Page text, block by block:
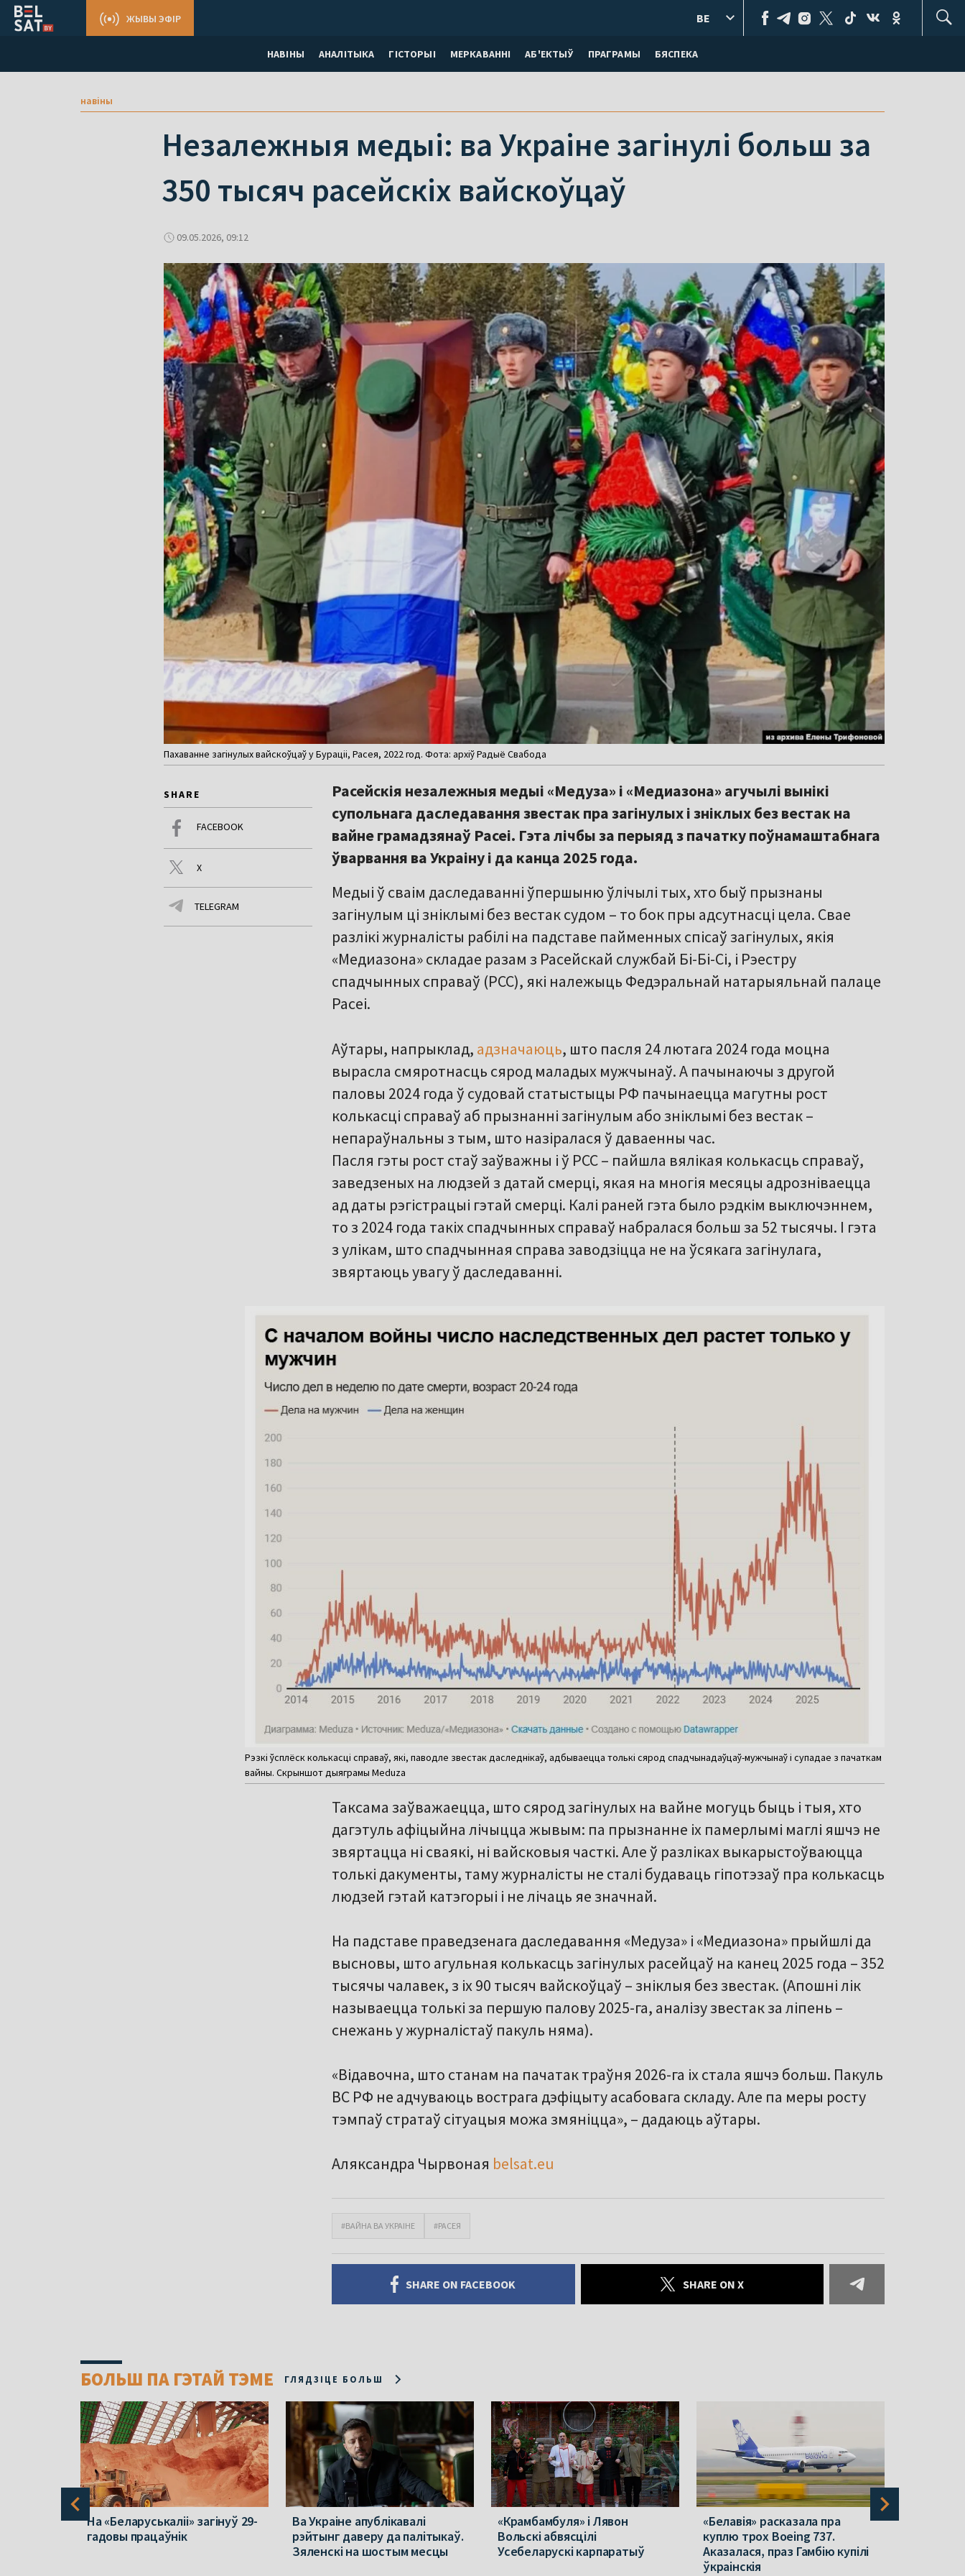
НАВІНЫ АНАЛІТЫКА ГІСТОРЫІ МЕРКАВАННI АБ'ЕКТЫЎ ПРАГРАМЫ БЯСПЕКА
ЖЫВЫ ЭФІР BE
навіны
Незалежныя медыі: ва Украіне загінулі больш за
350 тысяч расейскіх вайскоўцаў
09.05.2026, 09:12
Пахаванне загінулых вайскоўцаў у Бураціі, Расея, 2022 год. Фота: архіў Радыё Свабода
SHARE
FACEBOOK
X
TELEGRAM
Расейскія незалежныя медыі «Медуза» і «Медиазона» агучылі вынікі
супольнага даследавання звестак пра загінулых і зніклых без вестак на
вайне грамадзянаў Расеі. Гэта лічбы за перыяд з пачатку поўнамаштабнага
ўварвання ва Украіну і да канца 2025 года.
Медыі ў сваім даследаванні ўпершыню ўлічылі тых, хто быў прызнаны
загінулым ці зніклымі без вестак судом – то бок пры адсутнасці цела. Свае
разлікі журналісты рабілі на падставе пайменных спісаў загінулых, якія
«Медиазона» складае разам з Расейскай службай Бі-Бі-Сі, і Рэестру
спадчынных справаў (РСС), які належыць Федэральнай натарыяльнай палаце
Расеі.
Аўтары, напрыклад, адзначаюць, што пасля 24 лютага 2024 года моцна
вырасла смяротнасць сярод маладых мужчынаў. А пачынаючы з другой
паловы 2024 года ў судовай статыстыцы РФ пачынаецца магутны рост
колькасці справаў аб прызнанні загінулым або зніклымі без вестак –
непараўнальны з тым, што назіралася ў даваенны час.
Пасля гэты рост стаў заўважны і ў РСС – пайшла вялікая колькасць справаў,
заведзеных на людзей з датай смерці, якая на многія месяцы адрозніваецца
ад даты рэгістрацыі гэтай смерці. Калі раней гэта было рэдкім выключэннем,
то з 2024 года такіх спадчынных справаў набралася больш за 52 тысячы. І гэта
з улікам, што спадчынная справа заводзіцца не на ўсякага загінулага,
звяртаюць увагу ў даследаванні.
Рэзкі ўсплёск колькасці справаў, які, паводле звестак даследнікаў, адбываецца толькі сярод спадчынадаўцаў-мужчынаў і супадае з пачаткам
вайны. Скрыншот дыяграмы Meduza
Таксама заўважаецца, што сярод загінулых на вайне могуць быць і тыя, хто
дагэтуль афіцыйна лічыцца жывым: па прызнанне іх памерлымі маглі яшчэ не
звяртацца ні сваякі, ні вайсковыя часткі. Але ў разліках выкарыстоўваюцца
толькі дакументы, таму журналісты не сталі будаваць гіпотэзаў пра колькасць
людзей гэтай катэгорыі і не лічаць яе значнай.
На падставе праведзенага даследавання «Медуза» і «Медиазона» прыйшлі да
высновы, што агульная колькасць загінулых расейцаў на канец 2025 года – 352
тысячы чалавек, з іх 90 тысяч вайскоўцаў – зніклыя без звестак. (Апошні лік
называецца толькі за першую палову 2025-га, аналізу звестак за ліпень –
снежань у журналістаў пакуль няма).
«Відавочна, што станам на пачатак траўня 2026-га іх стала яшчэ больш. Пакуль
ВС РФ не адчуваюць вострага дэфіцыту асабовага складу. Але па меры росту
тэмпаў стратаў сітуацыя можа змяніцца», – дадаюць аўтары.
Аляксандра Чырвоная belsat.eu
#ВАЙНА ВА УКРАІНЕ #РАСЕЯ
SHARE ON FACEBOOK SHARE ON X
БОЛЬШ ПА ГЭТАЙ ТЭМЕ ГЛЯДЗІЦЕ БОЛЬШ
На «Беларуськаліі» загінуў 29-
гадовы працаўнік
Ва Украіне апублікавалі
рэйтынг даверу да палітыкаў.
Зяленскі на шостым месцы
«Крамбамбуля» і Лявон
Вольскі абвясцілі
Усебеларускі карпаратыў
«Белавія» расказала пра
куплю трох Boeing 737.
Аказалася, праз Гамбію купілі
ўкраінскія